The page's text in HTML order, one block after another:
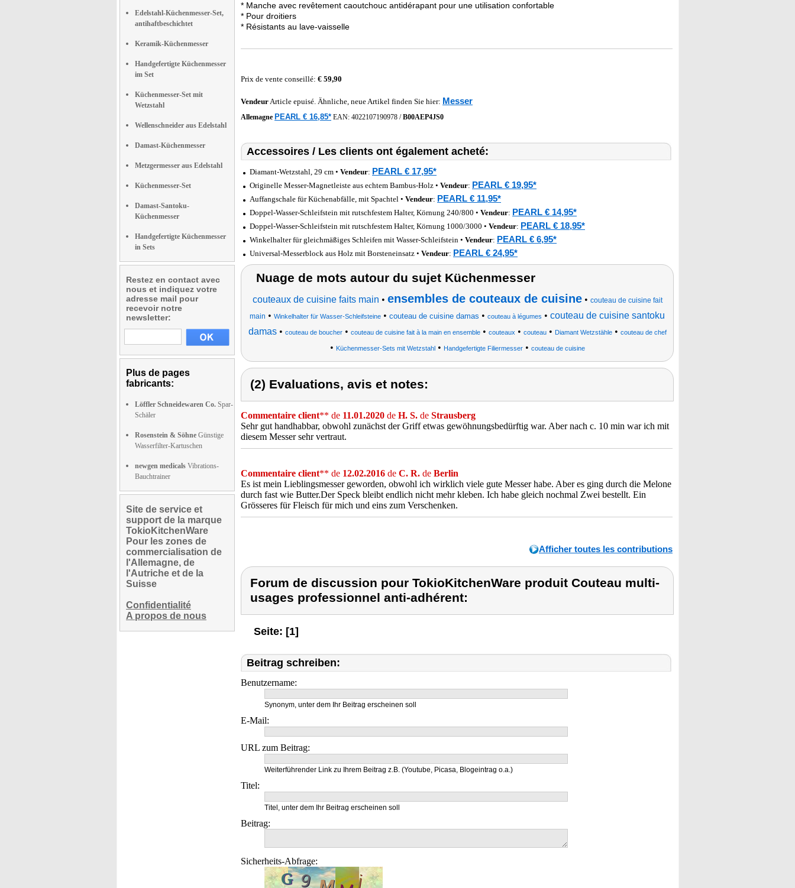
Edelstahl-Küchenmesser-Set,
antihaftbeschichtet
Keramik-Küchenmesser
Handgefertigte Küchenmesser
im Set
Küchenmesser-Set mit
Wetzstahl
Wellenschneider aus Edelstahl
Damast-Küchenmesser
Metzgermesser aus Edelstahl
Küchenmesser-Set
Damast-Santoku-
Küchenmesser
Handgefertigte Küchenmesser
in Sets
Restez en contact avec
nous et indiquez votre
adresse mail pour
recevoir notre
newsletter:
Plus de pages
fabricants:
Löffler Schneidewaren Co. Spar-
Schäler
Rosenstein & Söhne Günstige
Wasserfilter-Kartuschen
newgen medicals Vibrations-
Bauchtrainer
Site de service et
support de la marque
TokioKitchenWare
Pour les zones de
commercialisation de
l'Allemagne, de
l'Autriche et de la
Suisse
Confidentialité
A propos de nous
* Manche avec revêtement caoutchouc antidérapant pour une utilisation confortable
* Pour droitiers
* Résistants au lave-vaisselle
Prix de vente conseillé: € 59,90
VendeurArticle epuisé. Ähnliche, neue Artikel finden Sie hier: Messer
Allemagne PEARL € 16,85* EAN: 4022107190978 /B00AEP4JS0
Accessoires / Les clients ont également acheté:
Diamant-Wetzstahl, 29 cm • Vendeur: PEARL € 17,95*
Originelle Messer-Magnetleiste aus echtem Bambus-Holz • Vendeur: PEARL € 19,95*
Auffangschale für Küchenabfälle, mit Spachtel • Vendeur: PEARL € 11,95*
Doppel-Wasser-Schleifstein mit rutschfestem Halter, Körnung 240/800 • Vendeur: PEARL € 14,95*
Doppel-Wasser-Schleifstein mit rutschfestem Halter, Körnung 1000/3000 • Vendeur: PEARL € 18,95*
Winkelhalter für gleichmäßiges Schleifen mit Wasser-Schleifstein • Vendeur: PEARL € 6,95*
Universal-Messerblock aus Holz mit Borsteneinsatz • Vendeur: PEARL € 24,95*
Nuage de mots autour du sujet Küchenmesser
couteaux de cuisine faits main • ensembles de couteaux de cuisine• couteau de cuisine fait
main • Winkelhalter für Wasser-Schleifsteine • couteau de cuisine damas • couteau à légumes • couteau de cuisine santoku
damas• couteau de boucher• couteau de cuisine fait à la main en ensemble• couteaux • couteau• Diamant Wetzstähle• couteau de chef
• Küchenmesser-Sets mit Wetzstahl• Handgefertigte Filiermesser• couteau de cuisine
(2) Evaluations, avis et notes:
Commentaire client** de 11.01.2020 de H. S. de Strausberg
Sehr gut handhabbar, obwohl zunächst der Griff etwas gewöhnungsbedürftig war. Aber nach c. 10 min war ich mit
diesem Messer sehr vertraut.
Commentaire client** de 12.02.2016 de C. R. de Berlin
Es ist mein Lieblingsmesser geworden, obwohl ich wirklich viele gute Messer habe. Aber es ging durch die Melone
durch fast wie Butter.Der Speck bleibt endlich nicht mehr kleben. Ich habe gleich nochmal Zwei bestellt. Ein
Grösseres für Fleisch für mich und eins zum Verschenken.
Afficher toutes les contributions
Forum de discussion pour TokioKitchenWare produit Couteau multi-
usages professionnel anti-adhérent:
Seite: [1]
Beitrag schreiben:
Benutzername:
Synonym, unter dem Ihr Beitrag erscheinen soll
E-Mail:
URL zum Beitrag:
Weiterführender Link zu Ihrem Beitrag z.B. (Youtube, Picasa, Blogeintrag o.a.)
Titel:
Titel, unter dem Ihr Beitrag erscheinen soll
Beitrag:
Sicherheits-Abfrage: